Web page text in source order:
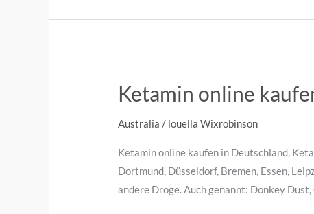
Ketamin online
Australia / louella Wixrobinson
Ketamin online kaufen in Deutschland,
Dortmund, Düsseldorf, Bremen, Essen,
andere Droge. Auch genannt: Donkey